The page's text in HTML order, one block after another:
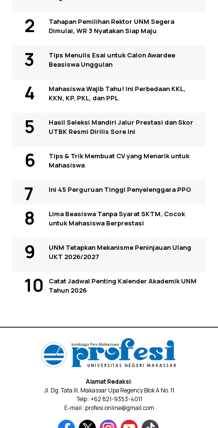
Tahapan Pemilihan Rektor UNM Segera
Dimulai, WR 3 Nyatakan Siap Maju
Tips Menulis Esai untuk Calon Awardee
Beasiswa Unggulan
Mahasiswa Wajib Tahu! Ini Perbedaan KKL,
KKN, KP, PKL, dan PPL
Hasil Seleksi Mandiri Jalur Prestasi dan Skor
UTBK Resmi Dirilis Sore Ini
Tips & Trik Membuat CV yang Menarik untuk
Mahasiswa
Ini 45 Perguruan Tinggi Penyelenggara PPG
Lima Beasiswa Tanpa Syarat SKTM, Cocok
untuk Mahasiswa Berprestasi
UNM Tetapkan Mekanisme Peninjauan Ulang
UKT 2026/2027
Catat Jadwal Penting Kalender Akademik UNM
Tahun 2026
Alamat Redaksi:
Jl. Dg. Tata III, Makassar Upa Regency Blok A No. 11
Telp : +62 821-9353-4011
E-mail : profesi.online@gmail.com